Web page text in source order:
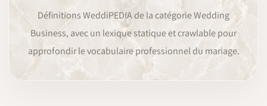
FORMATION
Définitions WeddiPEDIA de la catégorie Wedding
Business, avec un lexique statique et crawlable pour
approfondir le vocabulaire professionnel du mariage.